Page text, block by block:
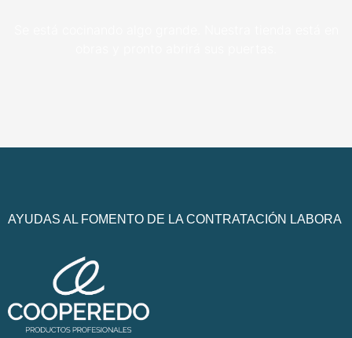
AYUDAS AL FOMENTO DE LA CONTRATACIÓN LABORA